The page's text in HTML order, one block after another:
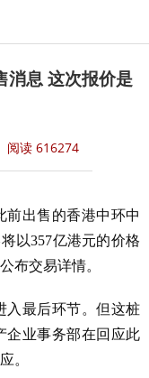
消息 这次报价是
阅读 616274
前出售的香港中环中
以357亿港元的价格
布交易详情。
入最后环节。但这桩
企业事务部在回应此
。